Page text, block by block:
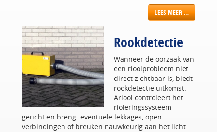
LEES MEER …
Rookdetectie
Wanneer de oorzaak van
een rioolprobleem niet
direct zichtbaar is, biedt
rookdetectie uitkomst.
Ariool controleert het
rioleringssysteem
gericht en brengt eventuele lekkages, open
verbindingen of breuken nauwkeurig aan het licht.